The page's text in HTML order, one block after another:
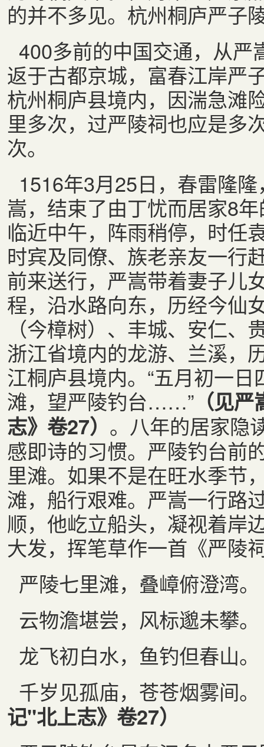
的并不多见。杭州桐庐严子
400多前的中国交通，从
返于古都京城，富春江岸严
杭州桐庐县境内，因湍急滩
里多次，过严陵祠也应是多
次。
1516年3月25日，春雷隆
嵩，结束了由丁忧而居家8
临近中午，阵雨稍停，时任
时宾及同僚、族老亲友一行
前来送行，严嵩带着妻子儿
程，沿水路向东，历经今仙
（今樟树）、丰城、安仁
浙江省境内的龙游、兰溪，
江桐庐县境内。“五月初一
滩，望严陵钓台……” （见
志》卷27） 。八年的居家隐
感即诗的习惯。严陵钓台前
里滩。如果不是在旺水季节
滩，船行艰难。严嵩一行路
顺，他屹立船头，凝视着岸
大发，挥笔草作一首《严陵
严陵七里滩，叠嶂俯澄湾。
云物澹堪尝，风标邈未攀。
龙飞初白水，鱼钓但春山。
千岁见孤庙，苍苍烟雾间。
记"北上志》卷27）